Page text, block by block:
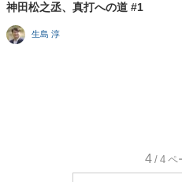
神田松之丞、真打への道 #1
生島 淳
4 /4 ペ